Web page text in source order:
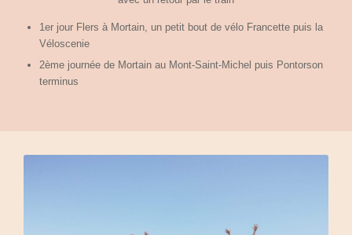
1er jour Flers à Mortain, un petit bout de vélo Francette puis la
Véloscenie
2ème journée de Mortain au Mont-Saint-Michel puis Pontorson
terminus